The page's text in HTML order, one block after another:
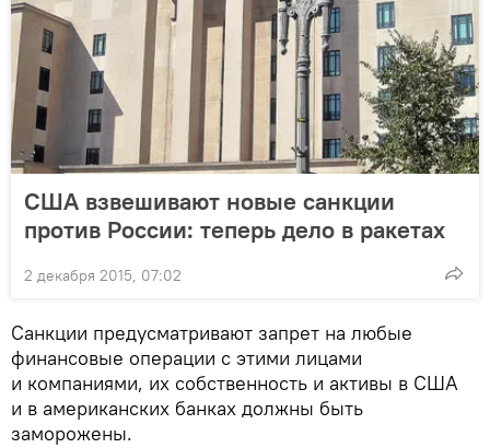
США взвешивают новые санкции
против России: теперь дело в ракетах
2 декабря 2015, 07:02
Санкции предусматривают запрет на любые
финансовые операции с этими лицами
и компаниями, их собственность и активы в США
и в американских банках должны быть
заморожены.